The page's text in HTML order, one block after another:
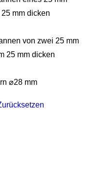
mm dicken
von zwei 25 mm
25 mm dicken
⌀28 mm